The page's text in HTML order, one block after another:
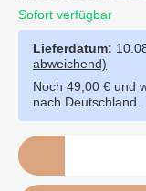
Sofort verfügbar
Lieferdatum:
abweichend)
Noch 49,00 € und
nach Deutschland.